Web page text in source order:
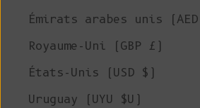
Royaume-Uni (GBP £)
États-Unis (USD $)
Uruguay (UYU $U)